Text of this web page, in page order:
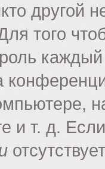
другой
того
и т. д.